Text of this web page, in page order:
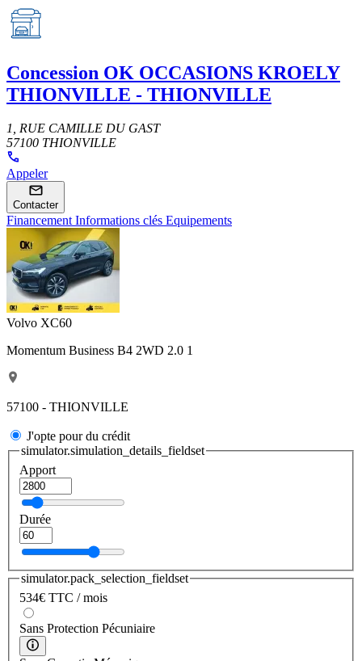
Concession OK OCCASIONS KROELY
THIONVILLE - THIONVILLE
1, RUE CAMILLE DU GAST
57100 THIONVILLE
Appeler
Contacter
FinancementInformations clés Equipements
Volvo XC60
Momentum Business B4 2WD 2.0 1
57100 - THIONVILLE
J'opte pour du crédit
simulator.simulation_details_fieldset
Apport
Durée
simulator.pack_selection_fieldset
534€ TTC / mois
Sans Protection Pécuniaire